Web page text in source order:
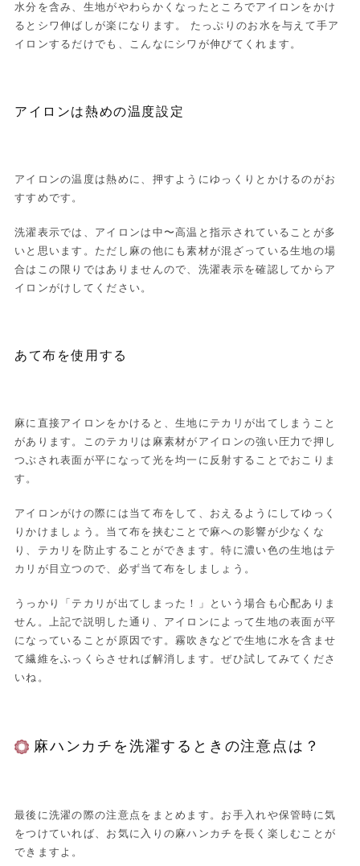
水分を含み、生地がやわらかくなったところでアイロンをかけ
るとシワ伸ばしが楽になります。 たっぷりのお水を与えて手ア
イロンするだけでも、こんなにシワが伸びてくれます。
アイロンは熱めの温度設定
アイロンの温度は熱めに、押すようにゆっくりとかけるのがお
すすめです。
洗濯表示では、アイロンは中〜高温と指示されていることが多
いと思います。ただし麻の他にも素材が混ざっている生地の場
合はこの限りではありませんので、洗濯表示を確認してからア
イロンがけしてください。
あて布を使用する
麻に直接アイロンをかけると、生地にテカリが出てしまうこと
があります。このテカリは麻素材がアイロンの強い圧力で押し
つぶされ表面が平になって光を均一に反射することでおこりま
す。
アイロンがけの際には当て布をして、おえるようにしてゆっく
りかけましょう。当て布を挟むことで麻への影響が少なくな
り、テカリを防止することができます。特に濃い色の生地はテ
カリが目立つので、必ず当て布をしましょう。
うっかり「テカリが出てしまった！」という場合も心配ありま
せん。上記で説明した通り、アイロンによって生地の表面が平
になっていることが原因です。霧吹きなどで生地に水を含ませ
て繊維をふっくらさせれば解消します。ぜひ試してみてくださ
いね。
麻ハンカチを洗濯するときの注意点は？
最後に洗濯の際の注意点をまとめます。お手入れや保管時に気
をつけていれば、お気に入りの麻ハンカチを長く楽しむことが
できますよ。